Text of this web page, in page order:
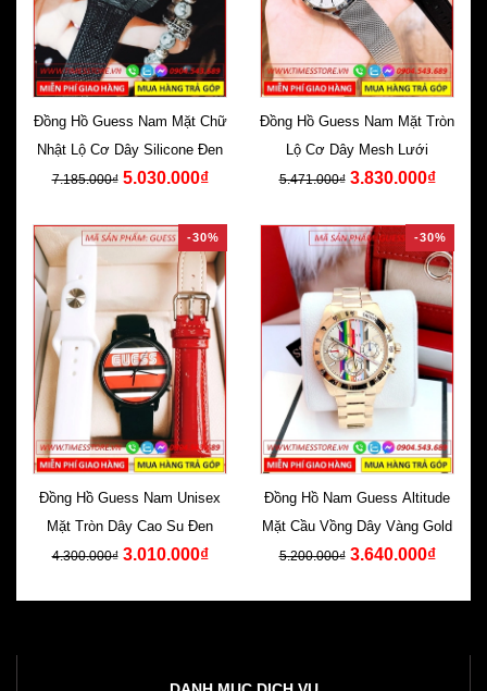
Đồng Hồ Guess Nam Mặt Chữ
Nhật Lộ Cơ Dây Silicone Đen
7.185.000₫ 5.030.000₫
Đồng Hồ Guess Nam Mặt Tròn
Lộ Cơ Dây Mesh Lưới
5.471.000₫ 3.830.000₫
-30%
Đồng Hồ Guess Nam Unisex
Mặt Tròn Dây Cao Su Đen
4.300.000₫ 3.010.000₫
-30%
Đồng Hồ Nam Guess Altitude
Mặt Cầu Vồng Dây Vàng Gold
5.200.000₫ 3.640.000₫